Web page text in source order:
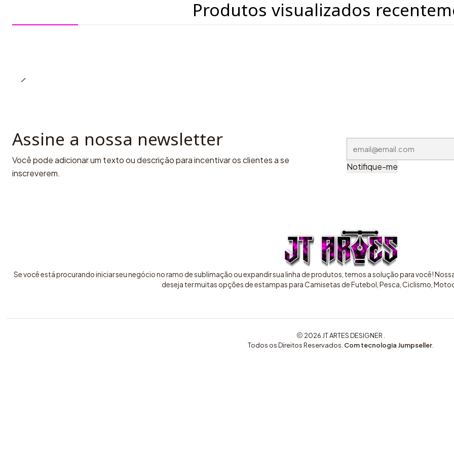
Produtos visualizados
Assine a nossa newsletter
Você pode adicionar um texto ou descrição para incentivar os clientes a se
inscreverem.
Notifique-me
Se você está procurando iniciar seu negócio no ramo de sublimação ou expandir sua linha de produtos, temos a solução para você!
deseja ter muitas opções de estampas para Camisetas de Futebol, Pesca, Ciclismo,
2026 JT ARTES DESIGNER .
Todos os Direitos Reservados. Com tecnologia Jumpseller.